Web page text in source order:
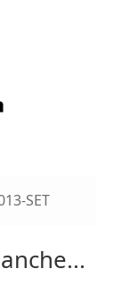
SET